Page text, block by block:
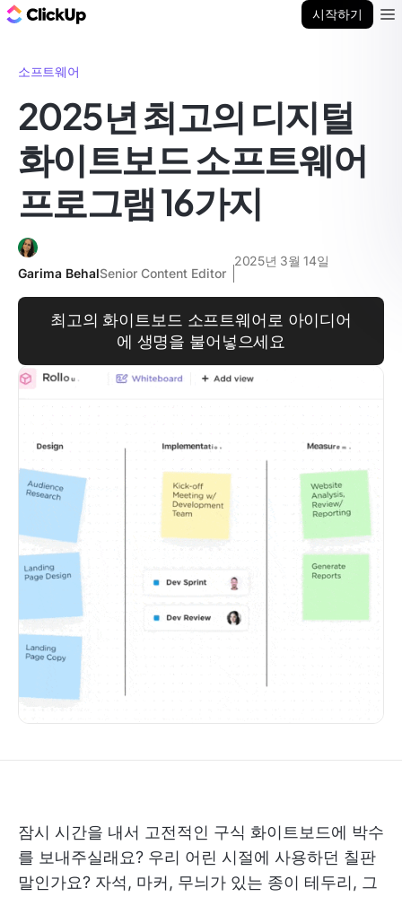
시작하기
소프트웨어
2025년 최고의 디지털
화이트보드 소프트웨어
프로그램 16가지
Garima BehalSenior Content Editor
2025년 3월 14일
최고의 화이트보드 소프트웨어로 아이디어
에 생명을 불어넣으세요
잠시 시간을 내서 고전적인 구식 화이트보드에 박수
를 보내주실래요? 우리 어린 시절에 사용하던 칠판
말인가요? 자석, 마커, 무늬가 있는 종이 테두리, 그